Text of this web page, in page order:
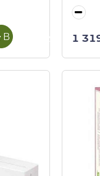
В корзину 1